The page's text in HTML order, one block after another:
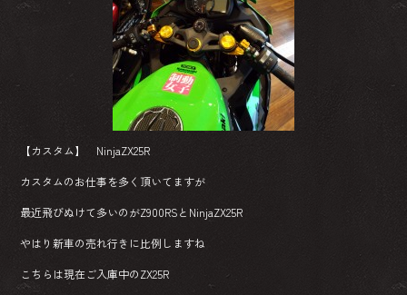
【カスタム】 NinjaZX25R
カスタムのお仕事を多く頂いてますが
最近飛びぬけて多いのがZ900RSとNinjaZX25R
やはり新車の売れ行きに比例しますね
こちらは現在ご入庫中のZX25R